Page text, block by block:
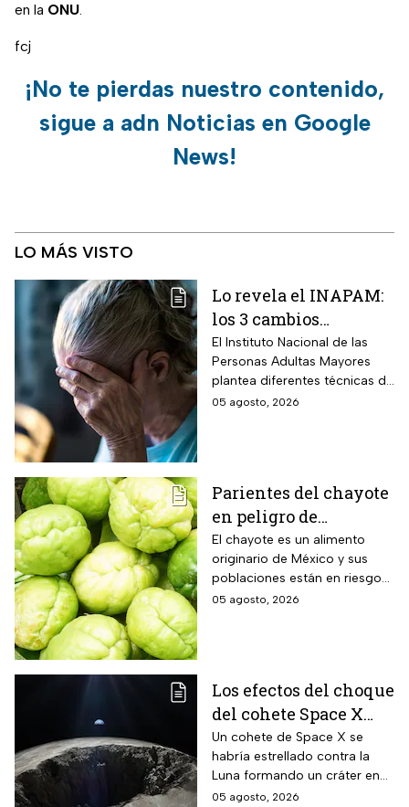
en la ONU.
fcj
¡No te pierdas nuestro contenido,
sigue a adn Noticias en Google
News!
LO MÁS VISTO
Lo revela el INAPAM:
los 3 cambios
silenciosos que sufre
tu cerebro de forma
natural al envejecer
El Instituto Nacional de las
Personas Adultas Mayores
plantea diferentes técnicas de
estimulación mental para
05 agosto, 2026
Parientes del chayote
en peligro de
extinción, advierte
Instituto de Ecología
El chayote es un alimento
originario de México y sus
poblaciones están en riesgo
de desaparecer a corto plazo
05 agosto, 2026
Los efectos del choque
del cohete Space X
contra la Luna
Un cohete de Space X se
habría estrellado contra la
Luna formando un cráter en
nuestro satélite natural, ¿qué
05 agosto, 2026